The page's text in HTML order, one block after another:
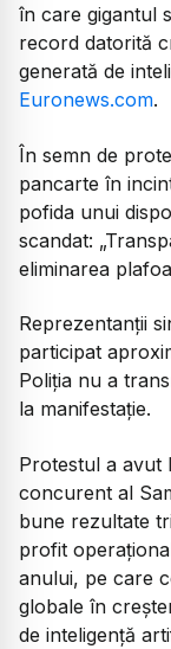
în care gigantul
record datorită
generată de
Euronews.com.
În semn de
pancarte în
pofida unui
scandat:
eliminarea
Reprezentanții
participat
Poliția nu a
la manifestație.
Protestul a avut
concurent al
bune rezultate
profit
anului, pe care
globale în
de inteligență